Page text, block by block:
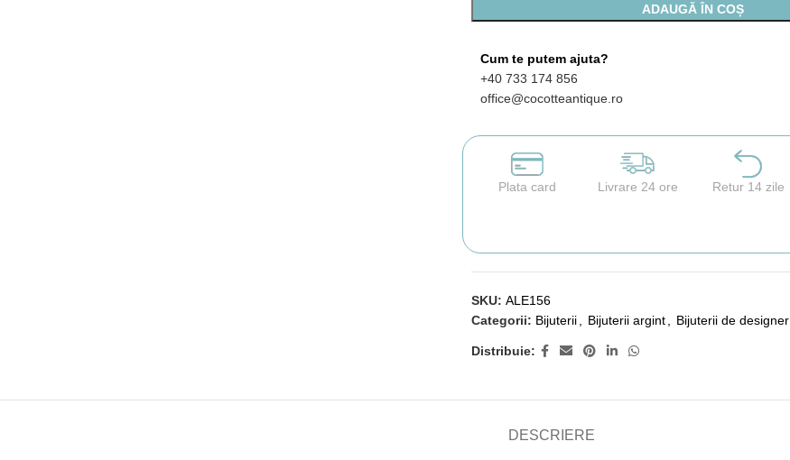
ADAUGĂ ÎN COȘ
Cum te putem ajuta?
+40 733 174 856
office@cocotteantique.ro
Plata card Livrare 24 ore Retur 14 zile
SKU: ALE156
Categorii: Bijuterii Bijuterii argint Bijuterii de designer
Distribuie:
DESCRIERE